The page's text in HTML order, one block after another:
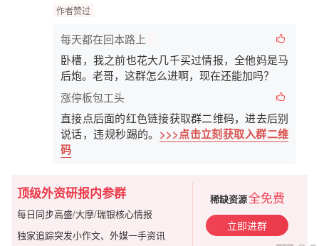
作者赞过
每天都在回本路上
卧槽，我之前也花大几千买过情报，全他妈是马
后炮。老哥，这群怎么进啊，现在还能加吗？
涨停板包工头
直接点后面的红色链接获取群二维码，进去后别
说话，违规秒踢的。 >>>点击立刻获取入群二维
码
顶级外资研报内参群
每日同步高盛/大摩/瑞银核心情报
独家追踪突发小作文、外媒一手资讯
稀缺资源全免费
立即进群